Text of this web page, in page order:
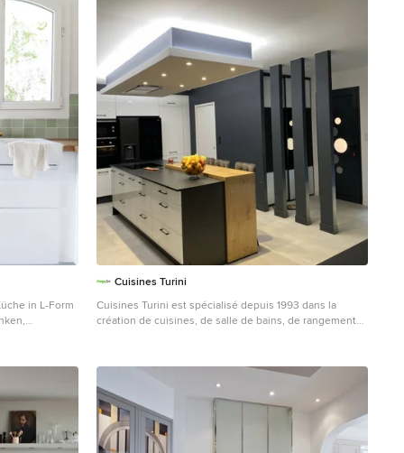
in L-Form
Boden
Cuisines Turini
Cuisines Turini est spécialisé depuis 1993 dans la
création de cuisines, de salle de bains, de rangements,
forcément la solution la plus adaptée à votre projet
design lumineuse, les clients de Rieux Volvestre ont
choisi une implantation en L avec un ilot central. La
grandeur de l'espace à aménager permet cette
implantation en L. La première partie du L est